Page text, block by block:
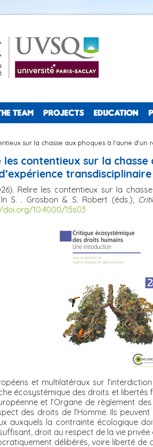
TEAM PROJECTS EDUCATION
sur la chasse aux phoques à l’aune
contentieux sur la chasse
Relire les contentieux sur la
S. . Grosbon & S. Robert (éds.),
10.4000/15s03
et multilatéraux sur
écosystémique des droits et
et l’Organe de règlement
des droits de l’Homme. Ils
auxquels la contrainte écologique
droit au respect de la vie
délibérés, voire liberté